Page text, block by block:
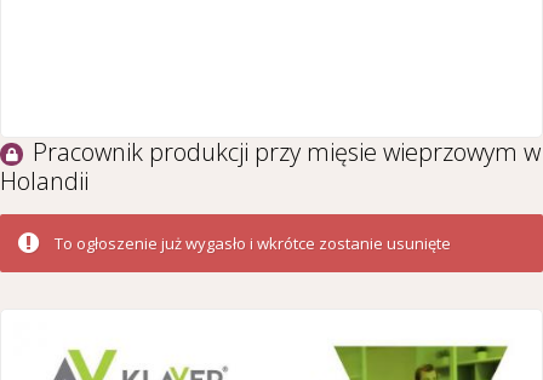
Pracownik produkcji przy mięsie wieprzowym w
Holandii
To ogłoszenie już wygasło i wkrótce zostanie usunięte